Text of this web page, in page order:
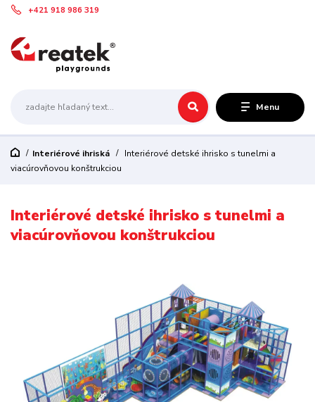
Menu
+421 918 986 319
Interiérové ihriská
Interiérové detské ihrisko s tunelmi a
viacúrovňovou konštrukciou
Interiérové detské ihrisko s tunelmi a
viacúrovňovou konštrukciou